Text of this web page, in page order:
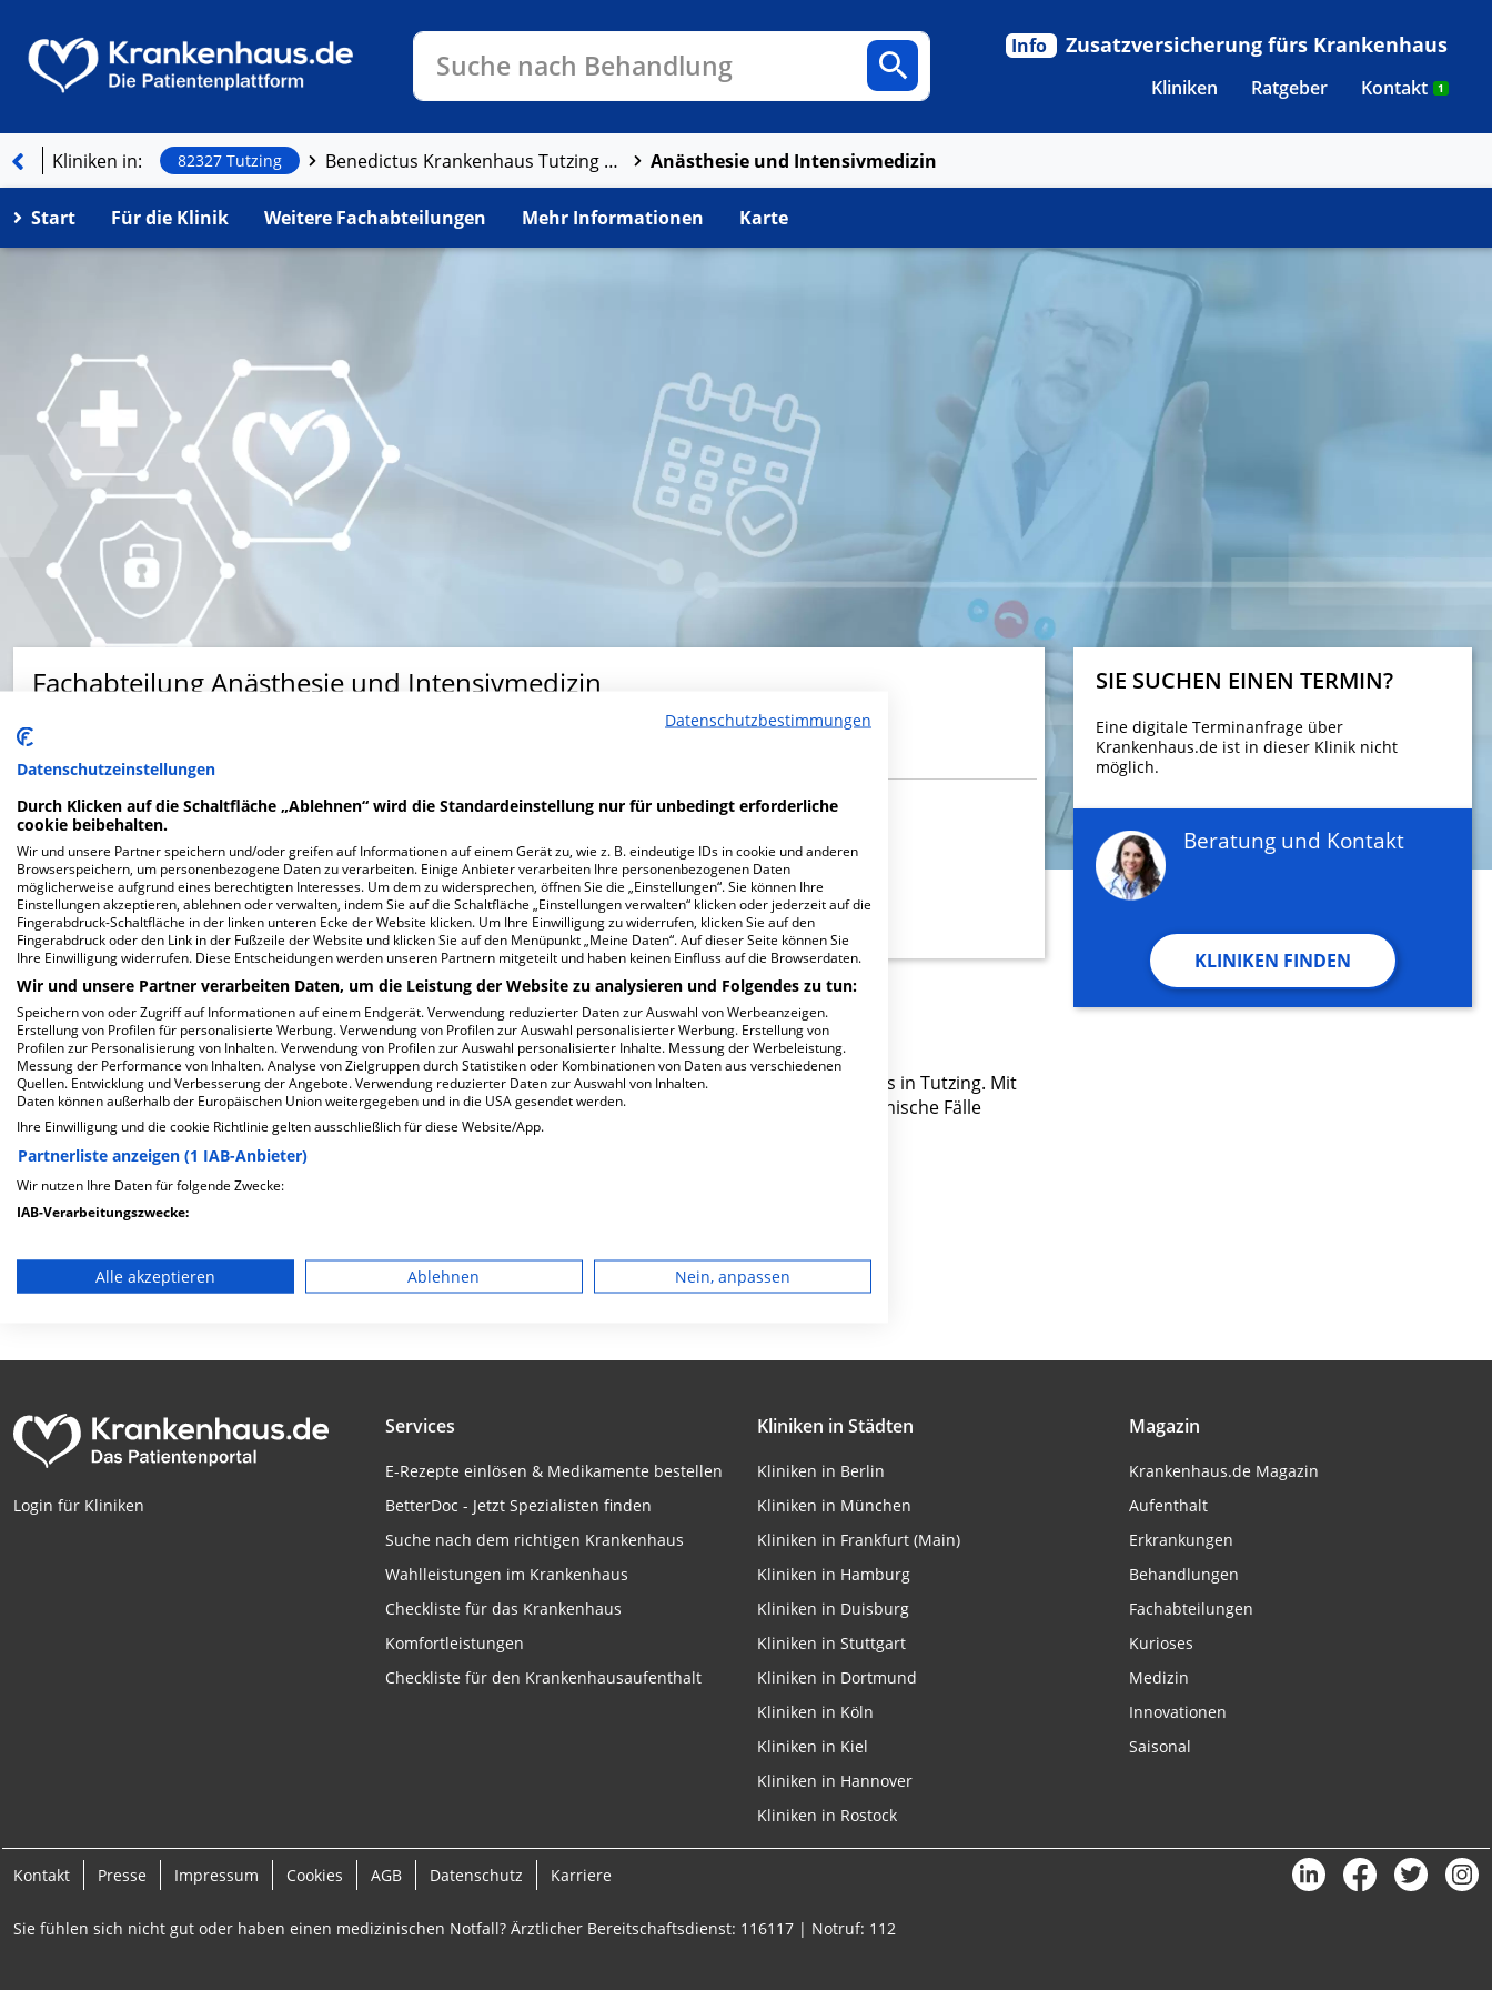
Suche nach Behandlung
Kliniken
Ratgeber Kontakt 1
Info Zusatzversicherung fürs Krankenhaus
Kliniken in: 82327 Tutzing Benedictus Krankenhaus Tutzing GmbH & Co. KG Anästhesie und Intensivmedizin
Start Für die Klinik Weitere Fachabteilungen Mehr Informationen Karte
Fachabteilung Anästhesie und Intensivmedizin
Website
SIE SUCHEN EINEN TERMIN?
Eine digitale Terminanfrage über
Krankenhaus.de ist in dieser Klinik nicht
möglich.
Beratung und Kontakt
KLINIKEN FINDEN
Herzlich Willkommen
Benedictus Krankenhaus Tutzing GmbH &amp; Co. KG in der Bahnhofstraße 5 ist ein kleines Krankenhaus in Tutzing. Mit
einer Kapazität von 160 Betten werden in den spezialisierten Fachabteilungen pro Jahr etwa 6.408 medizinische Fälle
behandelt und therapiert.
Besuchszeiten
0 bis 23 Uhr
privat
Login für Kliniken
Services
E-Rezepte einlösen & Medikamente bestellen
BetterDoc - Jetzt Spezialisten finden
Suche nach dem richtigen Krankenhaus
Wahlleistungen im Krankenhaus
Checkliste für das Krankenhaus
Komfortleistungen
Checkliste für den Krankenhausaufenthalt
Kliniken in Städten
Kliniken in Berlin
Kliniken in München
Kliniken in Frankfurt (Main)
Kliniken in Hamburg
Kliniken in Duisburg
Kliniken in Stuttgart
Kliniken in Dortmund
Kliniken in Köln
Kliniken in Kiel
Kliniken in Hannover
Kliniken in Rostock
Magazin
Krankenhaus.de Magazin
Aufenthalt
Erkrankungen
Behandlungen
Fachabteilungen
Kurioses
Medizin
Innovationen
Saisonal
Kontakt Presse Impressum Cookies AGB Datenschutz Karriere
Sie fühlen sich nicht gut oder haben einen medizinischen Notfall? Ärztlicher Bereitschaftsdienst: 116117 | Notruf: 112
Datenschutzbestimmungen
Datenschutzeinstellungen
Durch Klicken auf die Schaltfläche „Ablehnen“ wird die Standardeinstellung nur für unbedingt erforderliche
cookie beibehalten.
Wir und unsere Partner speichern und/oder greifen auf Informationen auf einem Gerät zu, wie z. B. eindeutige IDs in cookie und anderen
Browserspeichern, um personenbezogene Daten zu verarbeiten. Einige Anbieter verarbeiten Ihre personenbezogenen Daten
möglicherweise aufgrund eines berechtigten Interesses. Um dem zu widersprechen, öffnen Sie die „Einstellungen“. Sie können Ihre
Einstellungen akzeptieren, ablehnen oder verwalten, indem Sie auf die Schaltfläche „Einstellungen verwalten“ klicken oder jederzeit auf die
Fingerabdruck-Schaltfläche in der linken unteren Ecke der Website klicken. Um Ihre Einwilligung zu widerrufen, klicken Sie auf den
Fingerabdruck oder den Link in der Fußzeile der Website und klicken Sie auf den Menüpunkt „Meine Daten“. Auf dieser Seite können Sie
Ihre Einwilligung widerrufen. Diese Entscheidungen werden unseren Partnern mitgeteilt und haben keinen Einfluss auf die Browserdaten.
Wir und unsere Partner verarbeiten Daten, um die Leistung der Website zu analysieren und Folgendes zu tun:
Speichern von oder Zugriff auf Informationen auf einem Endgerät. Verwendung reduzierter Daten zur Auswahl von Werbeanzeigen.
Erstellung von Profilen für personalisierte Werbung. Verwendung von Profilen zur Auswahl personalisierter Werbung. Erstellung von
Profilen zur Personalisierung von Inhalten. Verwendung von Profilen zur Auswahl personalisierter Inhalte. Messung der Werbeleistung.
Messung der Performance von Inhalten. Analyse von Zielgruppen durch Statistiken oder Kombinationen von Daten aus verschiedenen
Quellen. Entwicklung und Verbesserung der Angebote. Verwendung reduzierter Daten zur Auswahl von Inhalten.
Daten können außerhalb der Europäischen Union weitergegeben und in die USA gesendet werden.
Ihre Einwilligung und die cookie Richtlinie gelten ausschließlich für diese Website/App.
Partnerliste anzeigen (1 IAB-Anbieter)
Wir nutzen Ihre Daten für folgende Zwecke:
IAB-Verarbeitungszwecke:
Verwendung reduzierter Daten zur Auswahl von Werbeanzeigen
Erstellung von Profilen zur Personalisierung von Inhalten
Verwendung von Profilen zur Auswahl personalisierter Inhalte
Messung der Werbeleistung
Analyse von Zielgruppen durch Statistiken oder Kombinationen von Daten aus
Nicht-IAB-Verarbeitungszwecke:
Alle akzeptieren Ablehnen Nein, anpassen